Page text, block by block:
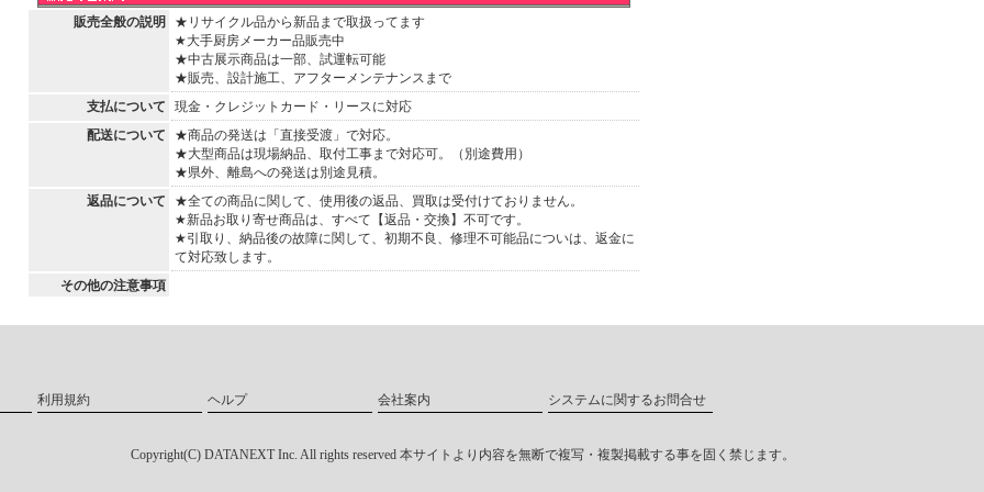
販売全般の説明
★リサイクル品から新品まで取扱ってます
★大手厨房メーカー品販売中
★中古展示商品は一部、試運転可能
★販売、設計施工、アフターメンテナンスまで
支払について
現金・クレジットカード・リースに対応
配送について
★商品の発送は「直接受渡」で対応。
★大型商品は現場納品、取付工事まで対応可。（別途費用）
★県外、離島への発送は別途見積。
返品について
★全ての商品に関して、使用後の返品、買取は受付けておりません。
★新品お取り寄せ商品は、すべて【返品・交換】不可です。
★引取り、納品後の故障に関して、初期不良、修理不可能品についは、返金に
て対応致します。
その他の注意事項
利用規約 ヘルプ 会社案内 システムに関するお問合せ
Copyright(C) DATANEXT Inc. All rights reserved 本サイトより内容を無断で複写・複製掲載する事を固く禁じます。